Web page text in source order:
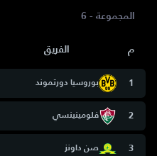
المجموعة - 6
م الفريق
1 بوروسيا دورتموند
2 فلومينينسي
3 صن داونز